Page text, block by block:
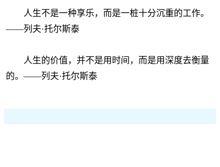
人生不是一种享乐，而是一桩十分沉重的工作。
——列夫·托尔斯泰
人生的价值，并不是用时间，而是用深度去衡量
的。——列夫·托尔斯泰